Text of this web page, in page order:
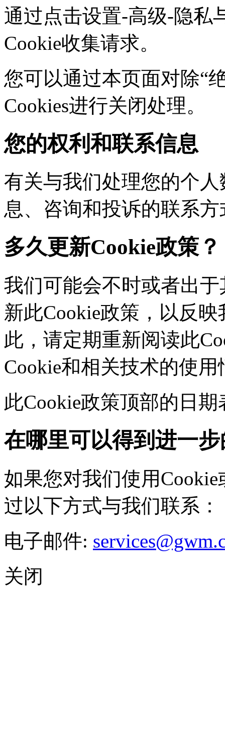
通过点击设置-高级-隐私
Cookie收集请求。
您可以通过本页面对除“
Cookies进行关闭处理。
您的权利和联系信息
有关与我们处理您的个
息、咨询和投诉的联系
多久更新Cookie政策？
我们可能会不时或者出于
新此Cookie政策，以
此，请定期重新阅读此
Cookie和相关技术的使用
此Cookie政策顶部的日
在哪里可以得到进一
如果您对我们使用Cookie
过以下方式与我们联系：
电子邮件:
关闭